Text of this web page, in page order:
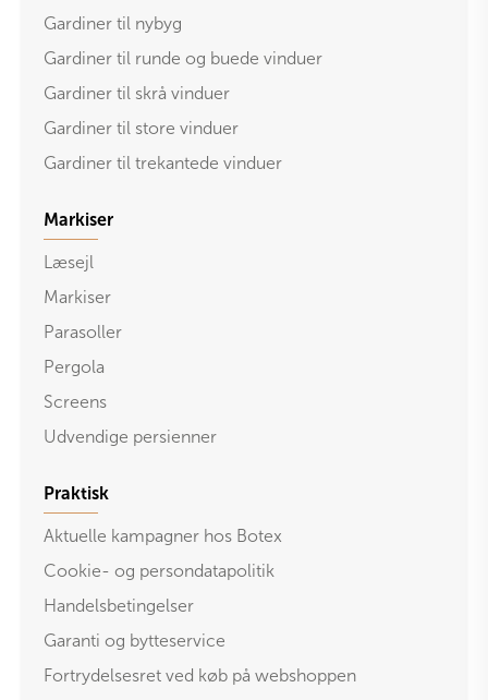
Gardiner til nybyg
Gardiner til runde og buede vinduer
Gardiner til skrå vinduer
Gardiner til store vinduer
Gardiner til trekantede vinduer
Markiser
Læsejl
Markiser
Parasoller
Pergola
Screens
Udvendige persienner
Praktisk
Aktuelle kampagner hos Botex
Cookie- og persondatapolitik
Handelsbetingelser
Garanti og bytteservice
Fortrydelsesret ved køb på webshoppen